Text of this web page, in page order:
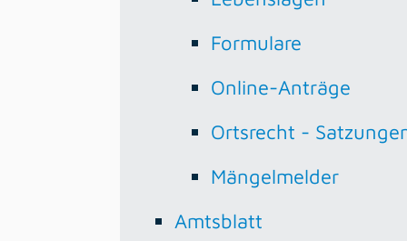
Formulare
Online-Anträge
Ortsrecht -
Mängelmelder
Amtsblatt